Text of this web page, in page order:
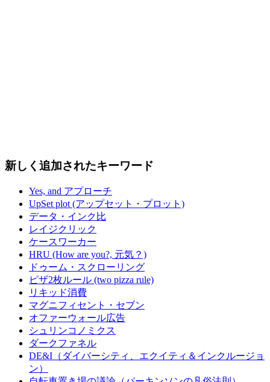
新しく追加されたキーワード
Yes, and アプローチ
UpSet plot (アップセット・プロット)
データ・インク比
レイジクリック
ケースワーカー
HRU (How are you?, 元気？)
ドゥーム・スクローリング
ピザ2枚ルール (two pizza rule)
リキッド消費
マグニフィセント・セブン
オファーウォール広告
シュリンコノミクス
ダークファネル
DE&I（ダイバーシティ、エクイティ＆インクルージョ
ン）